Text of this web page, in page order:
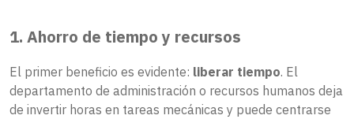
1. Ahorro de tiempo y recursos
El primer beneficio es evidente: liberar tiempo. El
departamento de administración o recursos humanos deja
de invertir horas en tareas mecánicas y puede centrarse